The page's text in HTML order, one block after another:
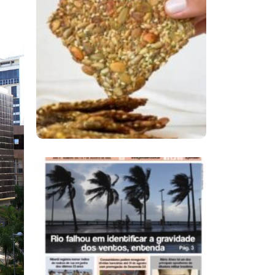
Comer Bem: Cracker
De Sementes
Ano X – Número 366
01 A 07 De Agosto De
2026